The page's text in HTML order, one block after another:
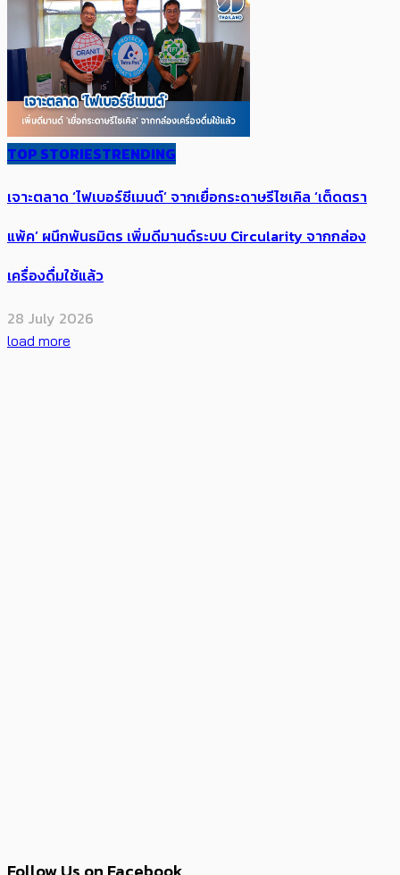
TOP STORIESTRENDING
เจาะตลาด ‘ไฟเบอร์ซีเมนต์’ จากเยื่อกระดาษรีไซเคิล ‘เต็ดตรา
แพ้ค’ ผนึกพันธมิตร​ เพิ่มดีมานด์ระบบ Circularity จากกล่อง
เครื่องดื่มใช้แล้ว​
28 July 2026
load more